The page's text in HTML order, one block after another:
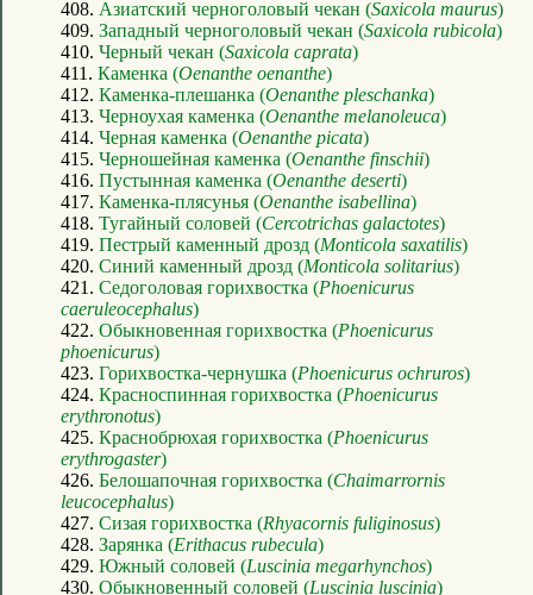
408. Азиатский черноголовый чекан (Saxicola maurus)
409. Западный черноголовый чекан (Saxicola rubicola)
410. Черный чекан (Saxicola caprata)
411. Каменка (Oenanthe oenanthe)
412. Каменка-плешанка (Oenanthe pleschanka)
413. Черноухая каменка (Oenanthe melanoleuca)
414. Черная каменка (Oenanthe picata)
415. Черношейная каменка (Oenanthe finschii)
416. Пустынная каменка (Oenanthe deserti)
417. Каменка-плясунья (Oenanthe isabellina)
418. Тугайный соловей (Cercotrichas galactotes)
419. Пестрый каменный дрозд (Monticola saxatilis)
420. Синий каменный дрозд (Monticola solitarius)
421. Седоголовая горихвостка (Phoenicurus
caeruleocephalus)
422. Обыкновенная горихвостка (Phoenicurus
phoenicurus)
423. Горихвостка-чернушка (Phoenicurus ochruros)
424. Красноспинная горихвостка (Phoenicurus
erythronotus)
425. Краснобрюхая горихвостка (Phoenicurus
erythrogaster)
426. Белошапочная горихвостка (Chaimarrornis
leucocephalus)
427. Сизая горихвостка (Rhyacornis fuliginosus)
428. Зарянка (Erithacus rubecula)
429. Южный соловей (Luscinia megarhynchos)
430. Обыкновенный соловей (Luscinia luscinia)